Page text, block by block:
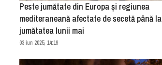
Peste jumătate din Europa şi regiunea
mediteraneană afectate de secetă până la
jumătatea lunii mai
03 iun 2025, 14:19